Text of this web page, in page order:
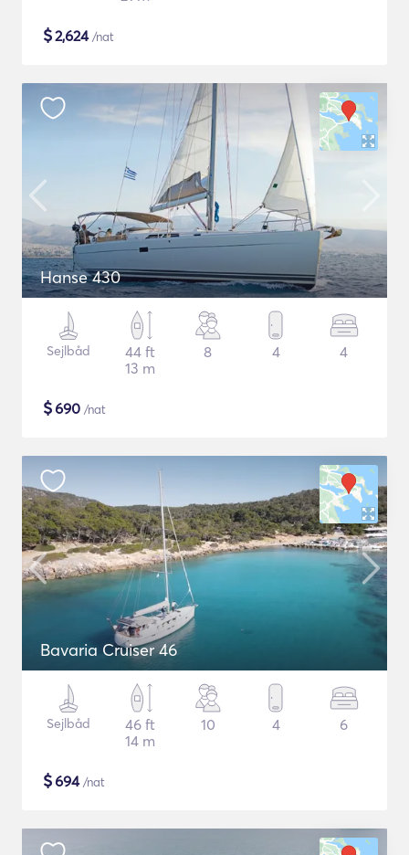
$2,624/nat
Hanse 430
Sejlbåd
44 ft
13 m
8 4 4
$690 /nat
Bavaria Cruiser 46
Sejlbåd
46 ft
14 m
10 4 6
$694/nat